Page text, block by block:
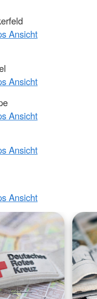
Ansicht
Ansicht
Ansicht
Ansicht
Ansicht